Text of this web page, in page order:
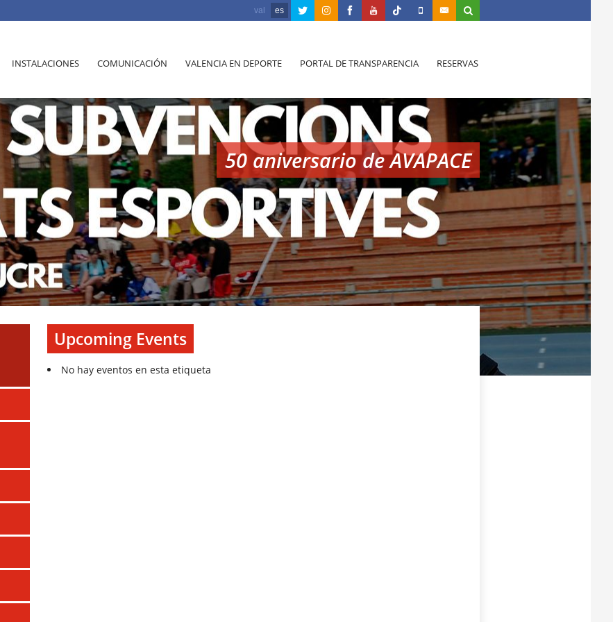
val es
INSTALACIONES COMUNICACIÓN VALENCIA EN DEPORTE PORTAL DE TRANSPARENCIA RESERVAS
50 aniversario de AVAPACE
Upcoming Events
No hay eventos en esta etiqueta